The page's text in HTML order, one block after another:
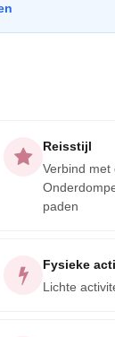
Reisstijl
Verbind met
paden
Fysieke
Lichte